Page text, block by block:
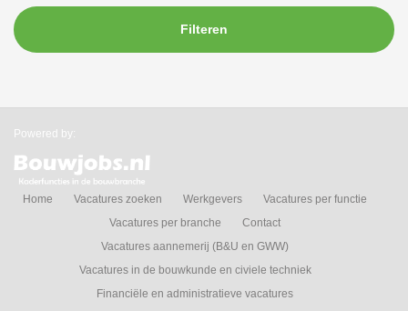
Filteren
Powered by:
Home Vacatures zoeken Werkgevers
Vacatures per functie
Vacatures per branche
Contact
Vacatures aannemerij (B&U en GWW)
Vacatures in de bouwkunde en civiele techniek
Financiële en administratieve vacatures